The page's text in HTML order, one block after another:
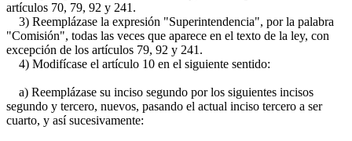
artículos 70, 79, 92 y 241.
3) Reemplázase la expresión "Superintendencia", por la palabra
"Comisión", todas las veces que aparece en el texto de la ley, con
excepción de los artículos 79, 92 y 241.
4) Modifícase el artículo 10 en el siguiente sentido:
a) Reemplázase su inciso segundo por los siguientes incisos
segundo y tercero, nuevos, pasando el actual inciso tercero a ser
cuarto, y así sucesivamente: